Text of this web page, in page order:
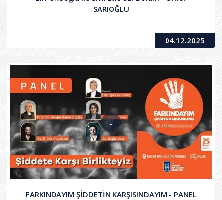
SARIOĞLU
04.12.2025
FARKINDAYIM ŞİDDETİN KARŞISINDAYIM - PANEL